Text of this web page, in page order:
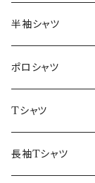
46/M
48/L
50/XL～
～44/S
46/M
48/L
50/XL～
半袖シャツ
～44/S
46/M
48/L
ポロシャツ
～44/S
46/M
Tシャツ
～44/S
長袖Tシャツ